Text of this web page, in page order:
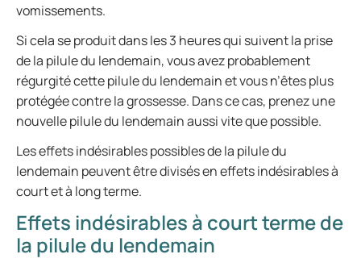
vomissements.
Si cela se produit dans les 3 heures qui suivent la prise
de la pilule du lendemain, vous avez probablement
régurgité cette pilule du lendemain et vous n’êtes plus
protégée contre la grossesse. Dans ce cas, prenez une
nouvelle pilule du lendemain aussi vite que possible.
Les effets indésirables possibles de la pilule du
lendemain peuvent être divisés en effets indésirables à
court et à long terme.
Effets indésirables à court terme de
la pilule du lendemain